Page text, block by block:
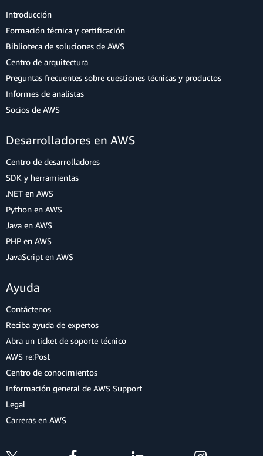
Introducción
Formación técnica y certificación
Biblioteca de soluciones de AWS
Centro de arquitectura
Preguntas frecuentes sobre cuestiones técnicas y productos
Informes de analistas
Socios de AWS
Desarrolladores en AWS
Centro de desarrolladores
SDK y herramientas
.NET en AWS
Python en AWS
Java en AWS
PHP en AWS
JavaScript en AWS
Ayuda
Contáctenos
Reciba ayuda de expertos
Abra un ticket de soporte técnico
AWS re:Post
Centro de conocimientos
Información general de AWS Support
Legal
Carreras en AWS